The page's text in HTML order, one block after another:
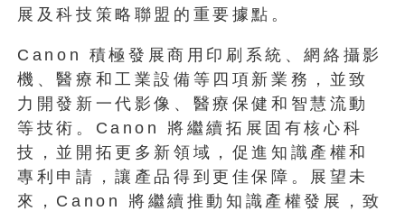
展及科技策略聯盟的重要據點。
Canon 積極發展商用印刷系統、網絡攝影
機、醫療和工業設備等四項新業務，並致
力開發新一代影像、醫療保健和智慧流動
等技術。Canon 將繼續拓展固有核心科
技，並開拓更多新領域，促進知識產權和
專利申請，讓產品得到更佳保障。展望未
來，Canon 將繼續推動知識產權發展，致